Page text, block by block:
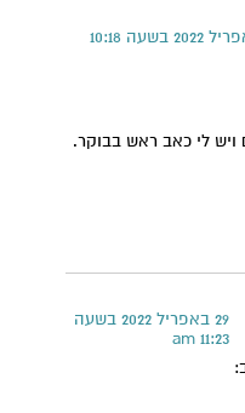
21 באפריל 2022 בשעה 10:18
ויש לי כאב ראש בבוקר.
29 באפריל 2022 בשעה
11:23 am